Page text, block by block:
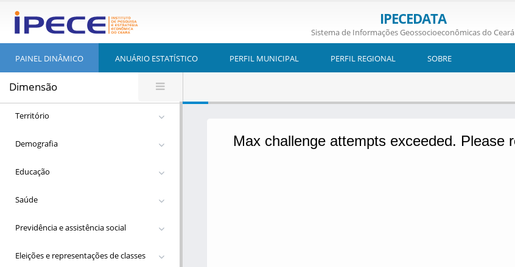
IPECEDATA
Sistema de Informações Geossocioeconômicas do Ceará
PAINEL DINÂMICO ANUÁRIO ESTATÍSTICO PERFIL MUNICIPAL PERFIL REGIONAL SOBRE
Dimensão
Território
Demografia
Educação
Saúde
Previdência e assistência social
Eleições e representações de classes